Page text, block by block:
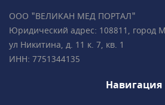
Боль в груди на фоне
Постоянное ощущение
Эпизоды аритмии, уже
Наличие имплантированного
ООО "ВЕЛИКАН МЕД ПОРТАЛ"
Юридический адрес: 108811, город
ул Никитина, д. 11 к. 7, кв. 1
ИНН: 7751344135
Навигация